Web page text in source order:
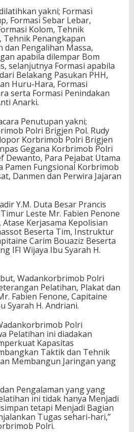
yakni; Formasi
Formasi Sebar Lebar,
Kolom, Tehnik
Tehnik Penangkapan
dan Pengalihan Massa,
apabila dilempar Bom
selanjutnya Formasi apabila
Belakang Pasukan PHH,
Huru-Hara, Formasi
serta Formasi Penindakan
Anarki.
Penutupan yakni;
Polri Brigjen Pol. Rudy
Korbrimob Polri Brigjen
Gegana Korbrimob Polri
Dewanto, Para Pejabat Utama
Pamen Fungsional Korbrimob
Danmen dan Perwira Jajaran
Y.M. Duta Besar Prancis
Leste Mr. Fabien Penone
Kerjasama Kepolisian
Beserta Tim, Instruktur
Carim Bouaziz Beserta
IFI Wijaya Ibu Syarah H.
Wadankorbrimob Polri
Pelatihan, Plakat dan
Fabien Fenone, Capitaine
Syarah H. Andriani.
Polri
Pelatihan ini diadakan
Kapasitas
Taktik dan Tehnik
Membangun Jaringan yang
Pengalaman yang yang
ini tidak hanya Menjadi
tetapi Menjadi Bagian
Tugas sehari-hari,”
Polri.